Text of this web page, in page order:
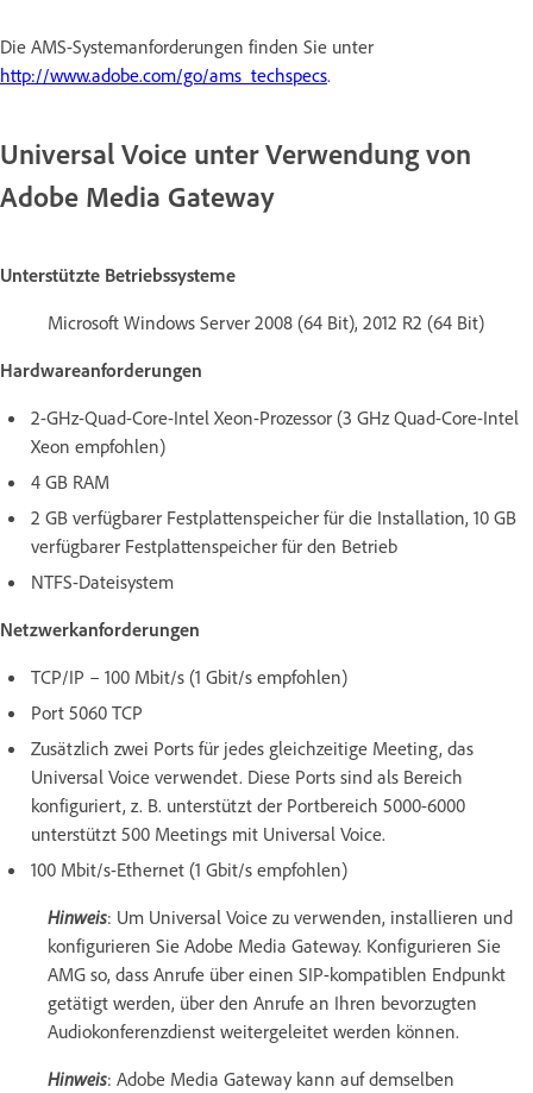
Die AMS-Systemanforderungen finden Sie unter
http://www.adobe.com/go/ams_techspecs.
Universal Voice unter Verwendung von
Adobe Media Gateway
Unterstützte Betriebssysteme
Microsoft Windows Server 2008 (64 Bit), 2012 R2 (64 Bit)
Hardwareanforderungen
2-GHz-Quad-Core-Intel Xeon-Prozessor (3 GHz Quad-Core-Intel
Xeon empfohlen)
4 GB RAM
2 GB verfügbarer Festplattenspeicher für die Installation, 10 GB
verfügbarer Festplattenspeicher für den Betrieb
NTFS-Dateisystem
Netzwerkanforderungen
TCP/IP – 100 Mbit/s (1 Gbit/s empfohlen)
Port 5060 TCP
Zusätzlich zwei Ports für jedes gleichzeitige Meeting, das
Universal Voice verwendet. Diese Ports sind als Bereich
konfiguriert, z. B. unterstützt der Portbereich 5000-6000
unterstützt 500 Meetings mit Universal Voice.
100 Mbit/s-Ethernet (1 Gbit/s empfohlen)
Hinweis: Um Universal Voice zu verwenden, installieren und
konfigurieren Sie Adobe Media Gateway. Konfigurieren Sie
AMG so, dass Anrufe über einen SIP-kompatiblen Endpunkt
getätigt werden, über den Anrufe an Ihren bevorzugten
Audiokonferenzdienst weitergeleitet werden können.
Hinweis: Adobe Media Gateway kann auf demselben